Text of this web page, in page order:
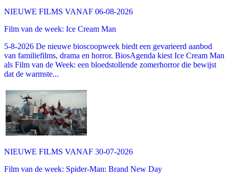
NIEUWE FILMS VANAF 06-08-2026
Film van de week: Ice Cream Man
5-8-2026 De nieuwe bioscoopweek biedt een gevarieerd aanbod
van familiefilms, drama en horror. BiosAgenda kiest Ice Cream Man
als Film van de Week: een bloedstollende zomerhorror die bewijst
dat de warmste...
NIEUWE FILMS VANAF 30-07-2026
Film van de week: Spider-Man: Brand New Day